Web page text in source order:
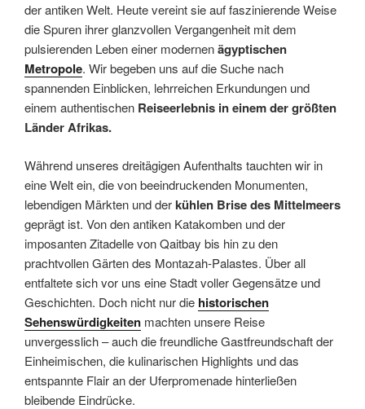
der antiken Welt. Heute vereint sie auf faszinierende Weise
die Spuren ihrer glanzvollen Vergangenheit mit dem
pulsierenden Leben einer modernenägyptischen
Metropole. Wir begeben uns auf die Suche nach
spannenden Einblicken, lehrreichen Erkundungen und
einem authentischen Reiseerlebnis in einem der größten
Länder Afrikas.
Während unseres dreitägigen Aufenthalts tauchten wir in
eine Welt ein, die von beeindruckenden Monumenten,
lebendigen Märkten und derkühlen Brise des Mittelmeers
geprägt ist. Von den antiken Katakomben und der
imposanten Zitadelle von Qaitbay bis hin zu den
prachtvollen Gärten des Montazah-Palastes. Über all
entfaltete sich vor uns eine Stadt voller Gegensätze und
Geschichten. Doch nicht nur die historischen
Sehenswürdigkeiten machten unsere Reise
unvergesslich – auch die freundliche Gastfreundschaft der
Einheimischen, die kulinarischen Highlights und das
entspannte Flair an der Uferpromenade hinterließen
bleibende Eindrücke.